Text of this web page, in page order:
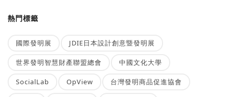
熱門標籤
國際發明展 JDIE日本設計創意暨發明展
世界發明智慧財產聯盟總會 中國文化大學
SocialLab OpView 台灣發明商品促進協會